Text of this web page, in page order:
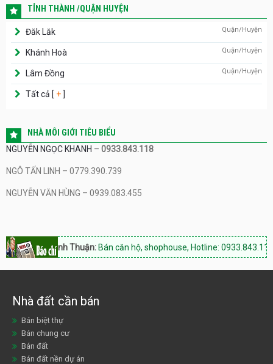
TỈNH THÀNH /QUẬN HUYỆN
Đăk Lăk Quận/Huyện
Khánh Hoà Quận/Huyện
Lâm Đồng Quận/Huyện
Tất cả [ + ]
NHÀ MÔI GIỚI TIÊU BIỂU
NGUYỄN NGỌC KHANH – 0933.843.118
NGÔ TẤN LINH – 0779.390.739
NGUYỄN VĂN HÙNG – 0939.083.455
Tower Ninh Thuận:Bán căn hộ, shophouse, Hotline: 0933.843.118
Nhà đất cần bán
Bán biệt thự
Bán chung cư
Bán đất
Bán đất nền dự án